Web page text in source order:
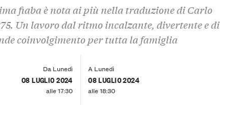
fiaba è nota ai più nella traduzione di Carlo
Un lavoro dal ritmo incalzante, divertente e di
coinvolgimento per tutta la famiglia
Da Lunedì
08 LUGLIO 2024
alle 17:30
A Lunedì
08 LUGLIO 2024
alle 18:30